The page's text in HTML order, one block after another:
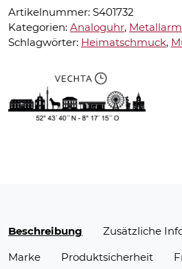
GoldGoldMeGold36
Menge
Artikelnummer: S401732
Kategorien: Analoguhr,
Schlagwörter: Heimatschmuck,
Beschreibung
Zusätzliche
Marke
Produktsicherheit